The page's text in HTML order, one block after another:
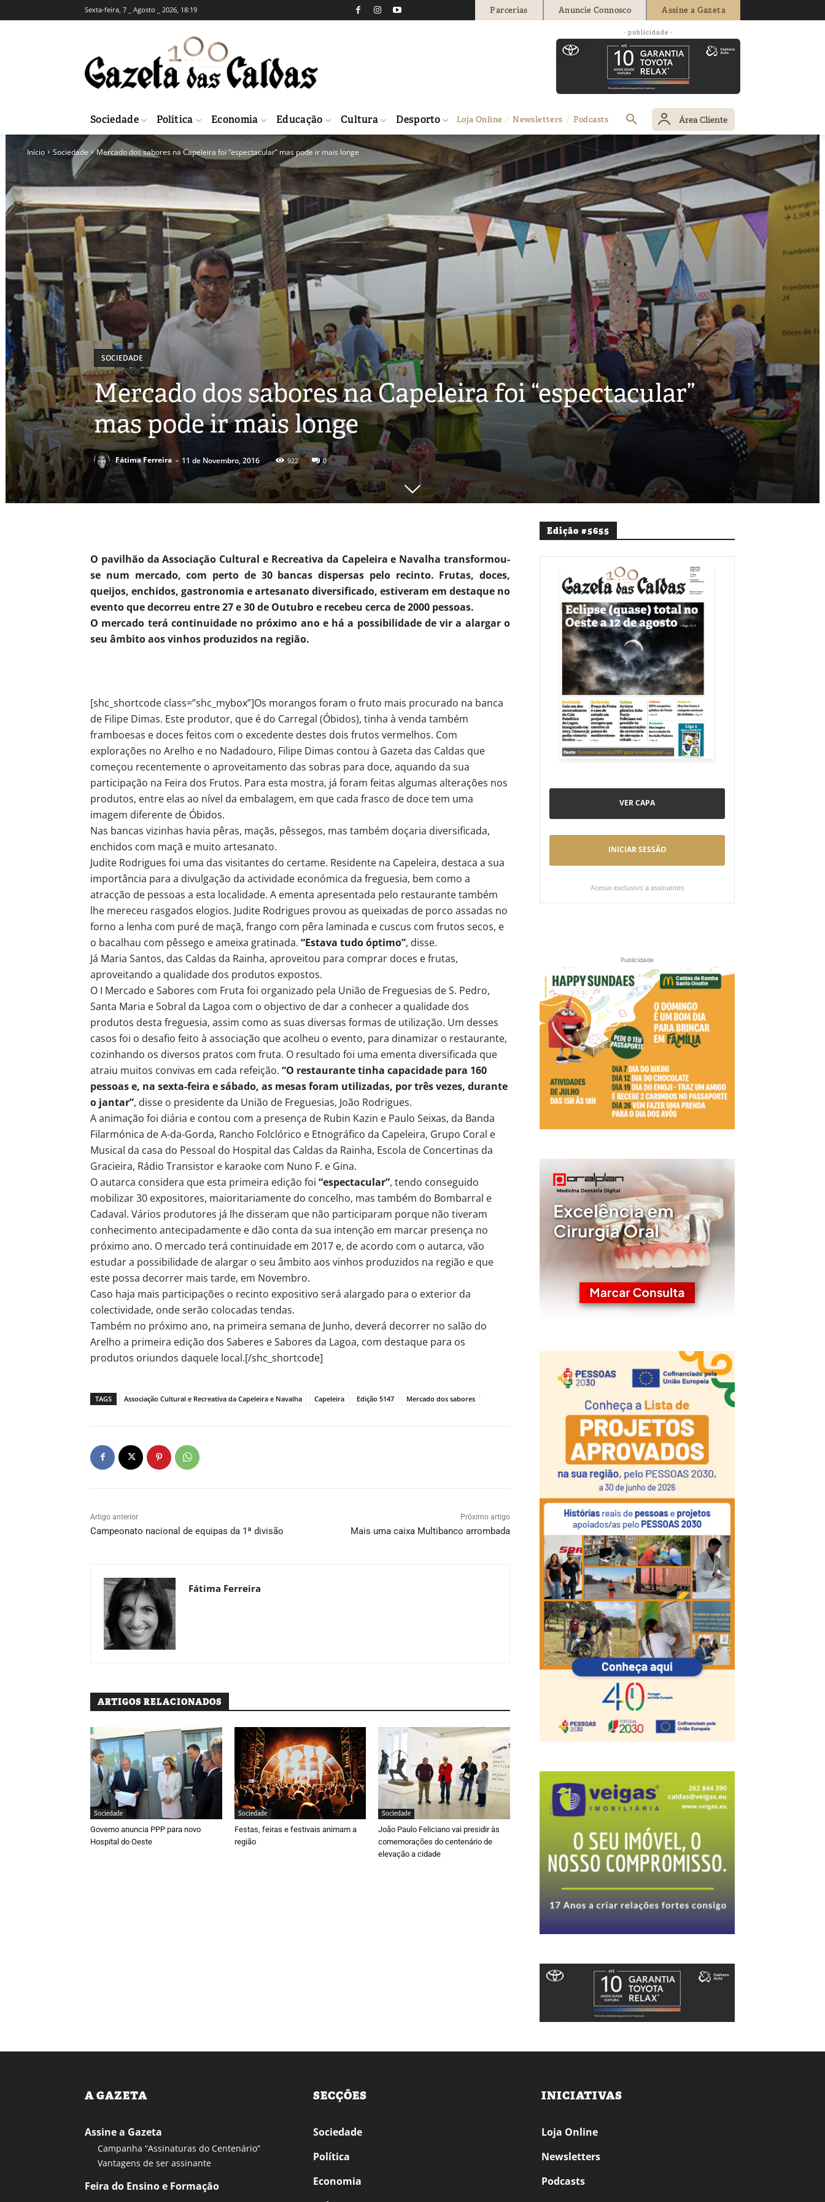
Sexta-feira, 7 _ Agosto _ 2026, 18:19 Parcerias Anuncie Connosco Assine a Gazeta
- publicidade -
Sociedade Política Economia Educação Cultura Desporto Loja Online Newsletters Podcasts Área Cliente
Início Sociedade Mercado dos sabores na Capeleira foi “espectacular” mas pode ir mais longe
SOCIEDADE
Mercado dos sabores na Capeleira foi “espectacular”
mas pode ir mais longe
Fátima Ferreira - 11 de Novembro, 2016 922 0
O pavilhão da Associação Cultural e Recreativa da Capeleira e Navalha transformou-
se num mercado, com perto de 30 bancas dispersas pelo recinto. Frutas, doces,
queijos, enchidos, gastronomia e artesanato diversificado, estiveram em destaque no
evento que decorreu entre 27 e 30 de Outubro e recebeu cerca de 2000 pessoas.
O mercado terá continuidade no próximo ano e há a possibilidade de vir a alargar o
seu âmbito aos vinhos produzidos na região.
[shc_shortcode class=”shc_mybox”]Os morangos foram o fruto mais procurado na banca
de Filipe Dimas. Este produtor, que é do Carregal (Óbidos), tinha à venda também
framboesas e doces feitos com o excedente destes dois frutos vermelhos. Com
explorações no Arelho e no Nadadouro, Filipe Dimas contou à Gazeta das Caldas que
começou recentemente o aproveitamento das sobras para doce, aquando da sua
participação na Feira dos Frutos. Para esta mostra, já foram feitas algumas alterações nos
produtos, entre elas ao nível da embalagem, em que cada frasco de doce tem uma
imagem diferente de Óbidos.
Nas bancas vizinhas havia pêras, maçãs, pêssegos, mas também doçaria diversificada,
enchidos com maçã e muito artesanato.
Judite Rodrigues foi uma das visitantes do certame. Residente na Capeleira, destaca a sua
importância para a divulgação da actividade económica da freguesia, bem como a
atracção de pessoas a esta localidade. A ementa apresentada pelo restaurante também
lhe mereceu rasgados elogios. Judite Rodrigues provou as queixadas de porco assadas no
forno a lenha com puré de maçã, frango com pêra laminada e cuscus com frutos secos, e
o bacalhau com pêssego e ameixa gratinada. “Estava tudo óptimo”, disse.
Já Maria Santos, das Caldas da Rainha, aproveitou para comprar doces e frutas,
aproveitando a qualidade dos produtos expostos.
O I Mercado e Sabores com Fruta foi organizado pela União de Freguesias de S. Pedro,
Santa Maria e Sobral da Lagoa com o objectivo de dar a conhecer a qualidade dos
produtos desta freguesia, assim como as suas diversas formas de utilização. Um desses
casos foi o desafio feito à associação que acolheu o evento, para dinamizar o restaurante,
cozinhando os diversos pratos com fruta. O resultado foi uma ementa diversificada que
atraiu muitos convivas em cada refeição. “O restaurante tinha capacidade para 160
pessoas e, na sexta-feira e sábado, as mesas foram utilizadas, por três vezes, durante
o jantar”, disse o presidente da União de Freguesias, João Rodrigues.
A animação foi diária e contou com a presença de Rubin Kazin e Paulo Seixas, da Banda
Filarmónica de A-da-Gorda, Rancho Folclórico e Etnográfico da Capeleira, Grupo Coral e
Musical da casa do Pessoal do Hospital das Caldas da Rainha, Escola de Concertinas da
Gracieira, Rádio Transistor e karaoke com Nuno F. e Gina.
O autarca considera que esta primeira edição foi “espectacular”, tendo conseguido
mobilizar 30 expositores, maioritariamente do concelho, mas também do Bombarral e
Cadaval. Vários produtores já lhe disseram que não participaram porque não tiveram
conhecimento antecipadamente e dão conta da sua intenção em marcar presença no
próximo ano. O mercado terá continuidade em 2017 e, de acordo com o autarca, vão
estudar a possibilidade de alargar o seu âmbito aos vinhos produzidos na região e que
este possa decorrer mais tarde, em Novembro.
Caso haja mais participações o recinto expositivo será alargado para o exterior da
colectividade, onde serão colocadas tendas.
Também no próximo ano, na primeira semana de Junho, deverá decorrer no salão do
Arelho a primeira edição dos Saberes e Sabores da Lagoa, com destaque para os
produtos oriundos daquele local.[/shc_shortcode]
TAGS Associação Cultural e Recreativa da Capeleira e Navalha Capeleira Edição 5147 Mercado dos sabores
Artigo anterior
Campeonato nacional de equipas da 1ª divisão
Próximo artigo
Mais uma caixa Multibanco arrombada
Fátima Ferreira
ARTIGOS RELACIONADOS
Sociedade
Governo anuncia PPP para novo
Hospital do Oeste
Sociedade
Festas, feiras e festivais animam a
região
Sociedade
João Paulo Feliciano vai presidir às
comemorações do centenário de
elevação a cidade
Edição #5655
VER CAPA
INICIAR SESSÃO
Acesso exclusivo a assinantes
Publicidade
A GAZETA
Assine a Gazeta
Campanha “Assinaturas do Centenário”
Vantagens de ser assinante
Feira do Ensino e Formação
SECÇÕES
Sociedade
Política
Economia
INICIATIVAS
Loja Online
Newsletters
Podcasts